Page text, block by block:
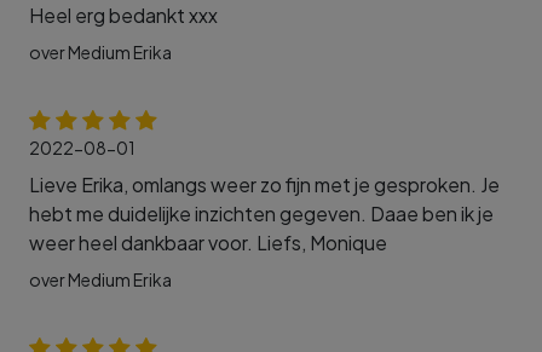
Heel erg bedankt xxx
over Medium Erika
2022-08-01
Lieve Erika, omlangs weer zo fijn met je gesproken. Je
hebt me duidelijke inzichten gegeven. Daae ben ik je
weer heel dankbaar voor. Liefs, Monique
over Medium Erika